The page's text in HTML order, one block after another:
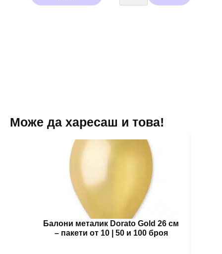
балони
Може да харесаш и това!
Балони металик Dorato Gold 26 см
– пакети от 10 | 50 и 100 броя